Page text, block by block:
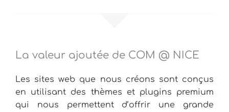
La valeur ajoutée de COM @ NICE
Les sites web que nous créons sont conçus
en utilisant des thèmes et plugins premium
qui nous permettent d’offrir une grande